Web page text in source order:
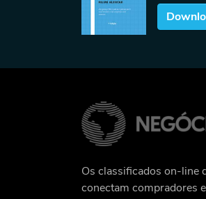
Os classificados on-line
conectam compradores